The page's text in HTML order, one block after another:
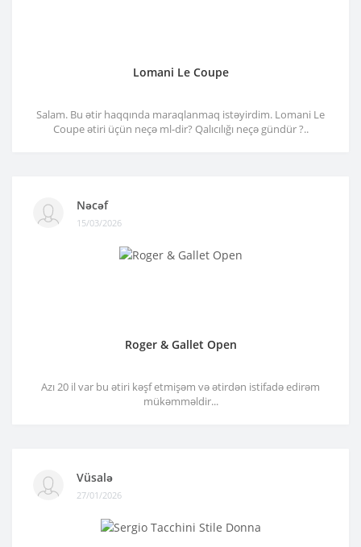
Lomani Le Coupe
Salam. Bu ətir haqqında maraqlanmaq istəyirdim. Lomani Le
Coupe ətiri üçün neçə ml-dir? Qalıcılığı neçə gündür ?..
Nəcəf
15/03/2026
Roger & Gallet Open
Azı 20 il var bu ətiri kəşf etmişəm və ətirdən istifadə edirəm
mükəmməldir...
Vüsalə
27/01/2026